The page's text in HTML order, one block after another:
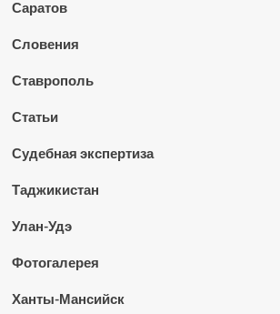
Саратов
Словения
Ставрополь
Статьи
Судебная экспертиза
Таджикистан
Улан-Удэ
Фотогалерея
Ханты-Мансийск